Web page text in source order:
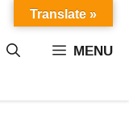
MENU
Translate »